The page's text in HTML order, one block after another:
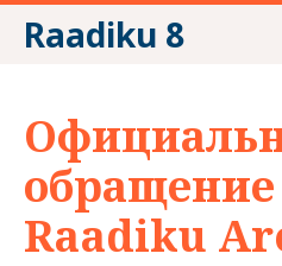
Raadiku 8
обращение
Raadiku